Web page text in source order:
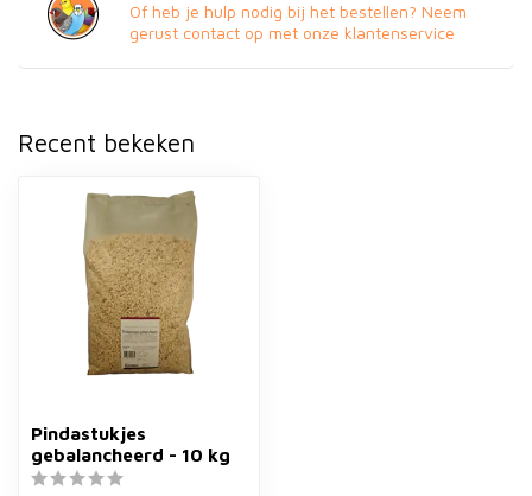
Of heb je hulp nodig bij het bestellen? Neem
gerust contact op met onze klantenservice
Recent bekeken
Pindastukjes
gebalancheerd - 10 kg